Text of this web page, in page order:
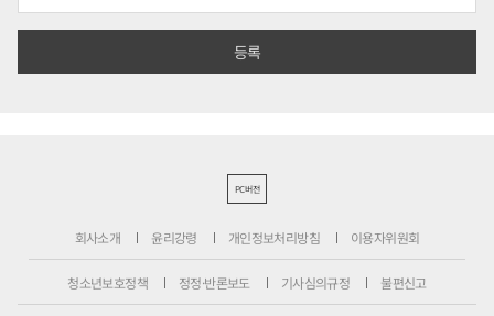
PC버전
회사소개 윤리강령 개인정보처리방침 이용자위원회
청소년보호정책 정정·반론보도 기사심의규정 불편신고